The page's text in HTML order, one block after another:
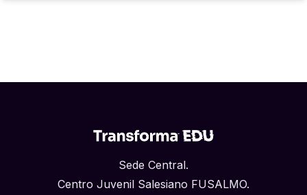
Sede Central.
Centro Juvenil Salesiano FUSALMO.